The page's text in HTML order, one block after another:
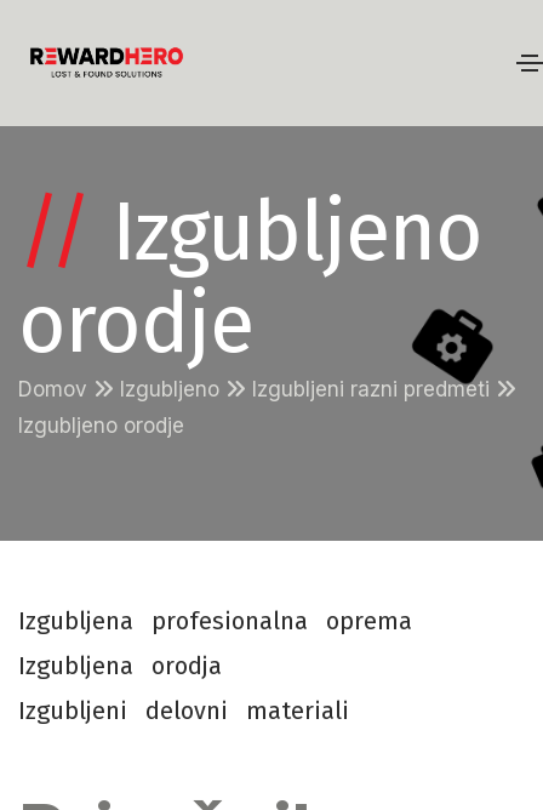
// Izgubljeno
orodje
Domov Izgubljeno
Izgubljeni razni predmeti
Izgubljeno orodje
Izgubljena profesionalna oprema
Izgubljena orodja
Izgubljeni delovni materiali